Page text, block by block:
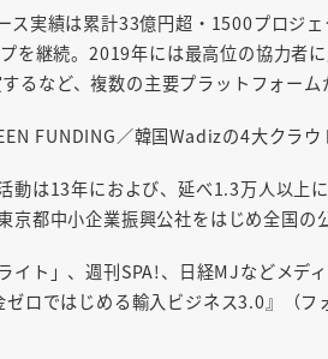
ス実績は累計33億円超・1500プロジ
を継続。2019年には最高位の協力者
るなど、複数の主要プラットフォーム
FUNDING／韓国Wadizの4大クラ
動は13年におよび、延べ1.3万人以
京都中小企業振興公社をはじめ全国の
ト」、週刊SPA!、日経MJなどメディ
ロではじめる輸入ビジネス3.0』（